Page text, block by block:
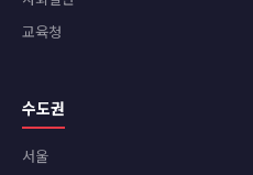
교육청
수도권
서울